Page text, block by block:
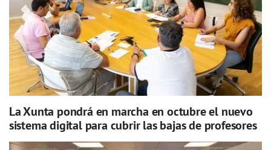
La Xunta pondrá en marcha en octubre el nuevo
sistema digital para cubrir las bajas de profesores